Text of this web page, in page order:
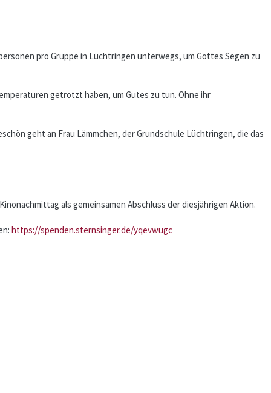
pro Gruppe in Lüchtringen unterwegs, um Gottes Segen zu
getrotzt haben, um Gutes zu tun. Ohne ihr
geht an Frau Lämmchen, der Grundschule Lüchtringen, die das
als gemeinsamen Abschluss der diesjährigen Aktion.
https://spenden.sternsinger.de/yqevwugc